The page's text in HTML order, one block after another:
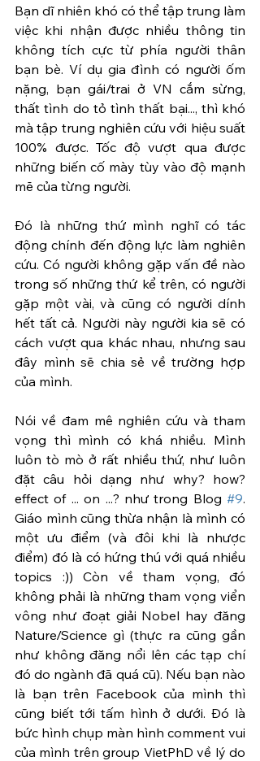
Bạn dĩ nhiên khó có thể tập trung làm
việc khi nhận được nhiều thông tin
không tích cực từ phía người thân
bạn bè. Ví dụ gia đình có người ốm
nặng, bạn gái/trai ở VN cắm sừng,
thất tình do tỏ tình thất bại..., thì khó
mà tập trung nghiên cứu với hiệu suất
100% được. Tốc độ vượt qua được
những biến cố mày tùy vào độ mạnh
mẽ của từng người.
Đó là những thứ mình nghĩ có tác
động chính đến động lực làm nghiên
cứu. Có người không gặp vấn đề nào
trong số những thứ kể trên, có người
gặp một vài, và cũng có người dính
hết tất cả. Người này người kia sẽ có
cách vượt qua khác nhau, nhưng sau
đây mình sẽ chia sẻ về trường hợp
của mình.
Nói về đam mê nghiên cứu và tham
vọng thì mình có khá nhiều. Mình
luôn tò mò ở rất nhiều thứ, như luôn
đặt câu hỏi dạng như why? how?
effect of ... on ...? như trong Blog #9.
Giáo mình cũng thừa nhận là mình có
một ưu điểm (và đôi khi là nhược
điểm) đó là có hứng thú với quá nhiều
topics :)) Còn về tham vọng, đó
không phải là những tham vọng viển
vông như đoạt giải Nobel hay đăng
Nature/Science gì (thực ra cũng gần
như không đăng nổi lên các tạp chí
đó do ngành đã quá cũ). Nếu bạn nào
là bạn trên Facebook của mình thì
cũng biết tới tấm hình ở dưới. Đó là
bức hình chụp màn hình comment vui
của mình trên group VietPhD về lý do